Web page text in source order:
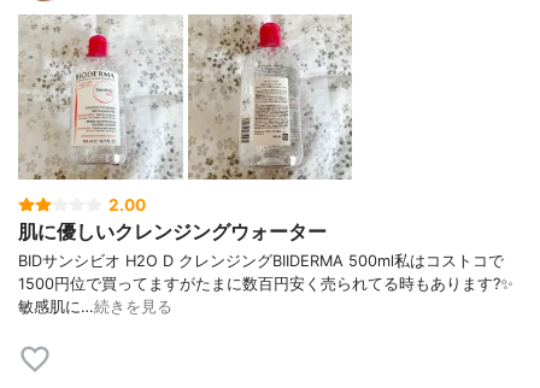
2.00
肌に優しいクレンジングウォーター
BIDサンシビオ H2O D クレンジングBIIDERMA 500ml私はコストコで
1500円位で買ってますがたまに数百円安く売られてる時もあります?✨
敏感肌に…続きを見る